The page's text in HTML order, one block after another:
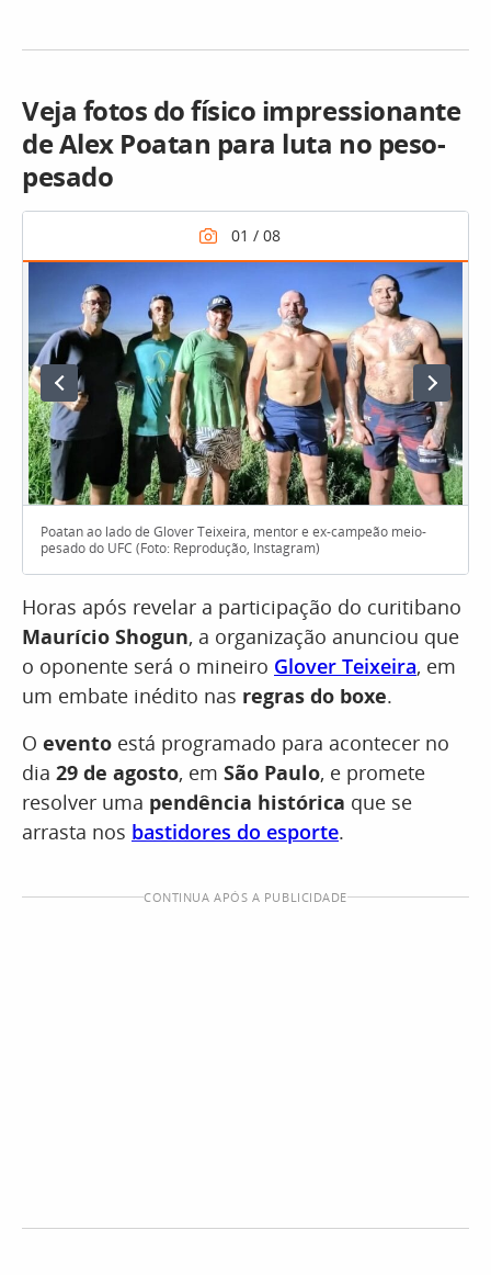
Veja fotos do físico impressionante
de Alex Poatan para luta no peso-
pesado
Poatan ao lado de Glover Teixeira, mentor e ex-campeão meio-
pesado do UFC (Foto: Reprodução, Instagram)
Horas após revelar a participação do curitibano
Maurício Shogun, a organização anunciou que
o oponente será o mineiro Glover Teixeira, em
um embate inédito nas regras do boxe.
O evento está programado para acontecer no
dia 29 de agosto, em São Paulo, e promete
resolver uma pendência histórica que se
arrasta nos bastidores do esporte.
CONTINUA APÓS A PUBLICIDADE